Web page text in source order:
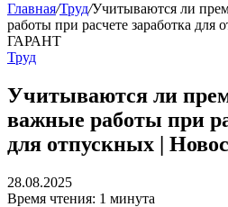
Главная/Труд/Учитываются ли
работы при расчете заработка для
ГАРАНТ
Труд
Учитываются ли
важные работы при
для отпускных |
28.08.2025
Время чтения: 1 минута